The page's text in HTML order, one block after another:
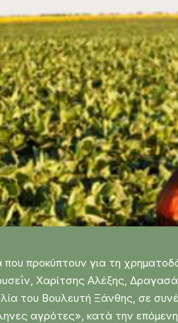
προκύπτουν για τη
Χαρίτσης Αλέξης,
του Βουλευτή Ξάνθης, σε
αγρότες», κατά την επόμενη